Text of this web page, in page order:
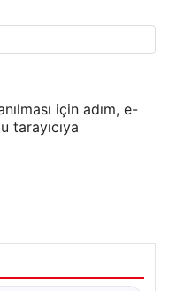
için adım, e-
tarayıcıya